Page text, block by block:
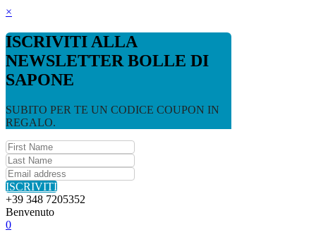
×
ISCRIVITI ALLA
NEWSLETTER BOLLE DI
SAPONE
SUBITO PER TE UN CODICE COUPON IN
REGALO.
ISCRIVITI
+39 348 7205352
Benvenuto
0